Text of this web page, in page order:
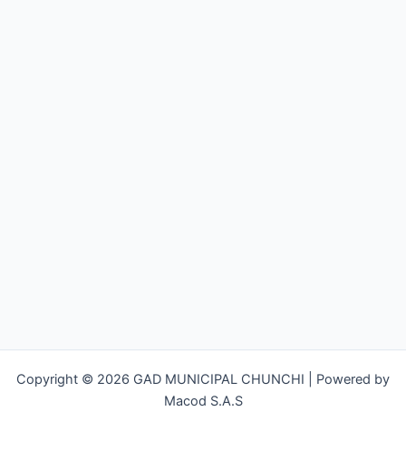
Copyright © 2026 GAD MUNICIPAL CHUNCHI | Powered by
Macod S.A.S